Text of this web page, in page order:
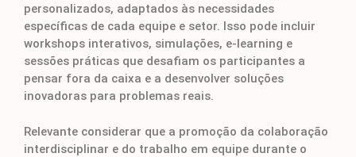
personalizados, adaptados às necessidades
específicas de cada equipe e setor. Isso pode incluir
workshops interativos, simulações, e-learning e
sessões práticas que desafiam os participantes a
pensar fora da caixa e a desenvolver soluções
inovadoras para problemas reais.
Relevante considerar que a promoção da colaboração
interdisciplinar e do trabalho em equipe durante o